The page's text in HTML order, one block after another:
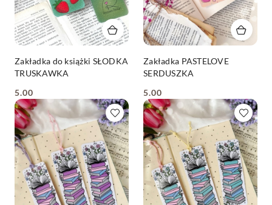
Zakładka do książki SŁODKA
TRUSKAWKA
Cena:
5.00
Zakładka PASTELOVE
SERDUSZKA
Cena:
5.00